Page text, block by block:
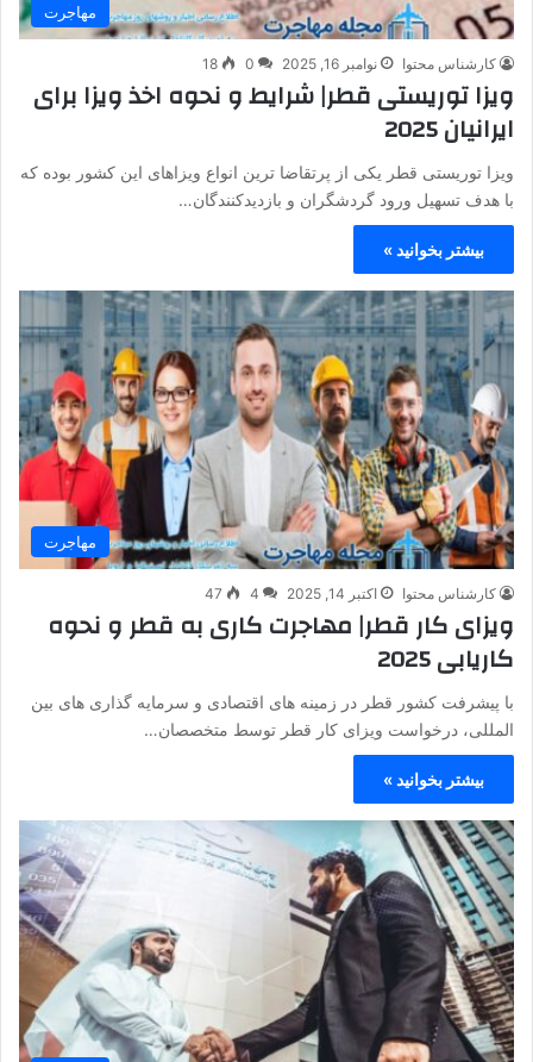
مهاجرت
کارشناس محتوا نوامبر 16, 2025 0
18
ویزا توریستی قطر| شرایط و نحوه اخذ ویزا برای
ایرانیان 2025
ویزا توریستی قطر یکی از پرتقاضا ترین انواع ویزاهای این کشور بوده که
با هدف تسهیل ورود گردشگران و بازدیدکنندگان…
بیشتر بخوانید »
مهاجرت
کارشناس محتوا اکتبر 14, 2025 4
47
ویزای کار قطر| مهاجرت کاری به قطر و نحوه
کاریابی 2025
با پیشرفت کشور قطر در زمینه های اقتصادی و سرمایه گذاری های بین
المللی، درخواست ویزای کار قطر توسط متخصصان…
بیشتر بخوانید »